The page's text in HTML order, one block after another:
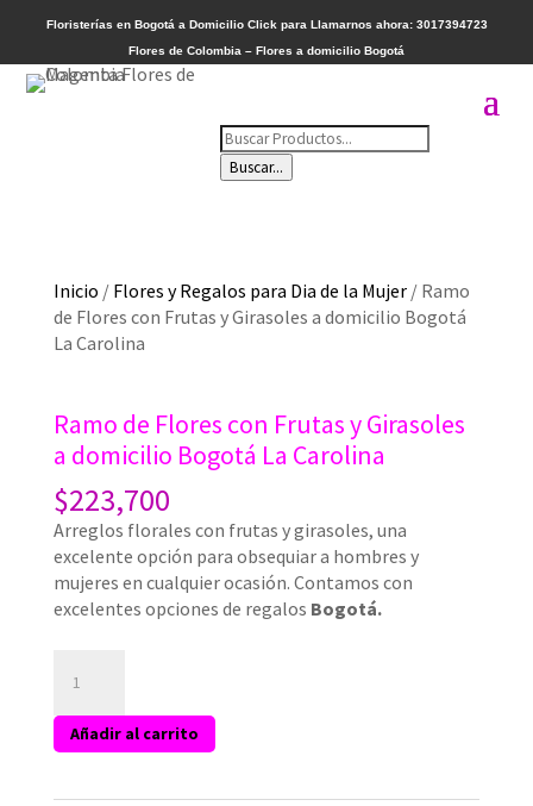
Floristerías en Bogotá a Domicilio Click para Llamarnos ahora: 3017394723
Flores de Colombia – Flores a domicilio Bogotá
Búsqueda
de
productos
Buscar...
Inicio / Flores y Regalos para Dia de la Mujer/ Ramo
de Flores con Frutas y Girasoles a domicilio Bogotá
La Carolina
Ramo de Flores con Frutas y Girasoles
a domicilio Bogotá La Carolina
$223,700
Arreglos florales con frutas y girasoles, una
excelente opción para obsequiar a hombres y
mujeres en cualquier ocasión. Contamos con
excelentes opciones de regalos Bogotá.
Flores
con
y
Añadir al carrito